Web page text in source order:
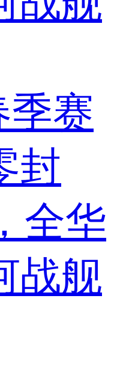
季赛
封
全华
战舰